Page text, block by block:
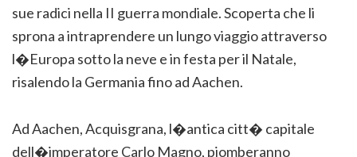
sue radici nella II guerra mondiale. Scoperta che li
sprona a intraprendere un lungo viaggio attraverso
l�Europa sotto la neve e in festa per il Natale,
risalendo la Germania fino ad Aachen.
Ad Aachen, Acquisgrana, l�antica citt� capitale
dell�imperatore Carlo Magno, piomberanno